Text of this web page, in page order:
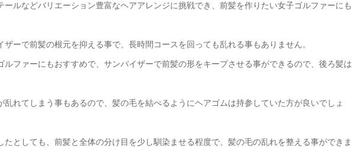
ールなどバリエーション豊富なヘアアレンジに挑戦でき、前髪を作りたい女子ゴルファーにも
ーで前髪の根元を抑える事で、長時間コースを回っても乱れる事もありません。
ルファーにもおすすめで、サンバイザーで前髪の形をキープさせる事ができるので、後ろ髪は
れてしまう事もあるので、髪の毛を結べるようにヘアゴムは持参していた方が良いでしょ
たとしても、前髪と全体の分け目を少し馴染ませる程度で、髪の毛の乱れを整える事ができま